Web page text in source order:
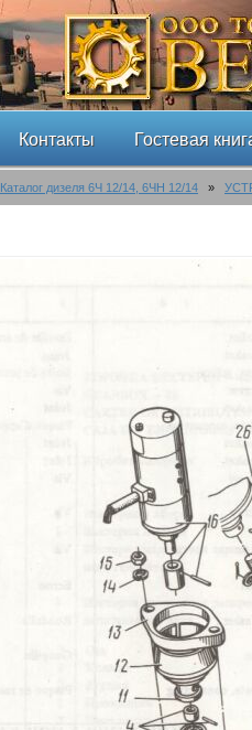
Контакты Гостевая
Каталог дизеля 6Ч 12/14, 6ЧН 12/14 »